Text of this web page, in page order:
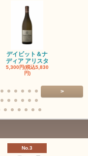
デイビット＆ナ
ディア アリスタ
5,300円(税込5,830
円)
>
No.3